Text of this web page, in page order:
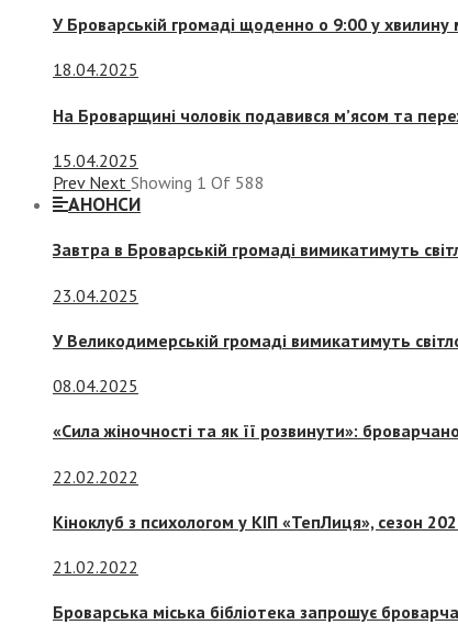
У Броварській громаді щоденно о 9:00 у
18.04.2025
На Броварщині чоловік подавився м’ясом та
15.04.2025
Prev Next Showing 1 Of 588
АНОНСИ
Завтра в Броварській громаді вимикатимуть
23.04.2025
У Великодимерській громаді вимикатимуть
08.04.2025
«Сила жіночності та як її розвинути»:
22.02.2022
Кіноклуб з психологом у КІП «ТепЛиця», сезон
21.02.2022
Броварська міська бібліотека запрошує